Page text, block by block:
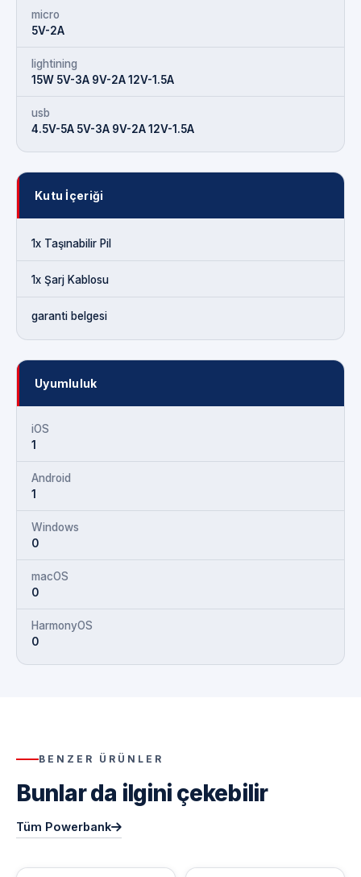
micro
5V-2A
lightining
15W 5V-3A 9V-2A 12V-1.5A
usb
4.5V-5A 5V-3A 9V-2A 12V-1.5A
Kutu İçeriği
1x Taşınabilir Pil
1x Şarj Kablosu
garanti belgesi
Uyumluluk
iOS
1
Android
1
Windows
0
macOS
0
HarmonyOS
0
BENZER ÜRÜNLER
Bunlar da ilgini çekebilir
Tüm Powerbank